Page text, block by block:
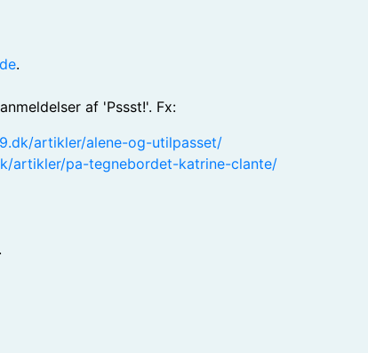
.
af 'Pssst!'. Fx:
artikler/alene-og-utilpasset/
artikler/pa-tegnebordet-katrine-clante/
.